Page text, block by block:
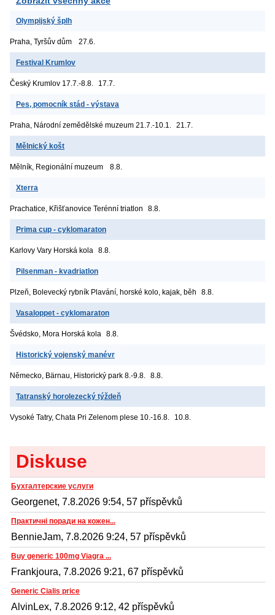
Olympijský šplh
Praha, Tyršův dům 27.6.
Festival Krumlov
Český Krumlov 17.7.-8.8. 17.7.
Pes, pomocník stád - výstava
Praha, Národní zemědělské muzeum 21.7.-10.1. 21.7.
Mělnický košt
Mělník, Regionální muzeum 8.8.
Xterra
Prachatice, Křišťanovice Terénní triatlon 8.8.
Prima cup - cyklomaraton
Karlovy Vary Horská kola 8.8.
Pilsenman - kvadriatlon
Plzeň, Bolevecký rybník Plavání, horské kolo, kajak, běh 8.8.
Vasaloppet - cyklomaraton
Švédsko, Mora Horská kola 8.8.
Historický vojenský manévr
Německo, Bärnau, Historický park 8.-9.8. 8.8.
Tatranský horolezecký týždeň
Vysoké Tatry, Chata Pri Zelenom plese 10.-16.8. 10.8.
Diskuse
Бухгалтерские услуги
Georgenet, 7.8.2026 9:54, 57 příspěvků
Практичні поради на кожен...
BennieJam, 7.8.2026 9:24, 57 příspěvků
Buy generic 100mg Viagra ...
Frankjoura, 7.8.2026 9:21, 67 příspěvků
Generic Cialis price
AlvinLex, 7.8.2026 9:12, 42 příspěvků